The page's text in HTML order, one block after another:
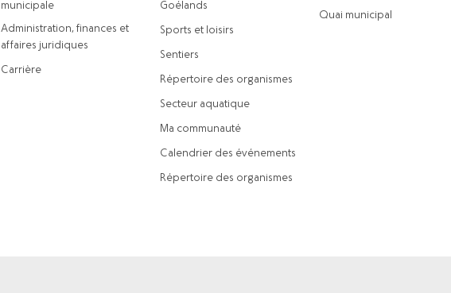
municipale
Administration, finances et
affaires juridiques
Carrière
Goélands
Sports et loisirs
Sentiers
Répertoire des organismes
Secteur aquatique
Ma communauté
Calendrier des événements
Répertoire des organismes
Quai municipal